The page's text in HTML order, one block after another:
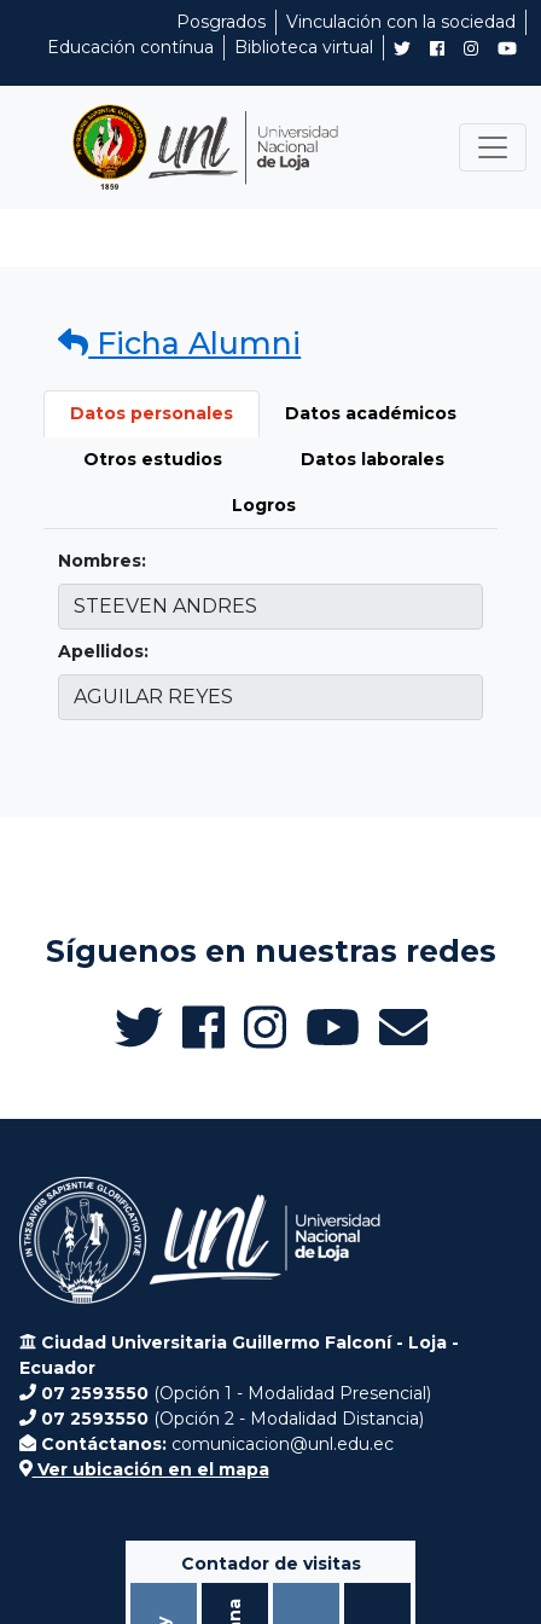
Posgrados
Vinculación con la sociedad
Educación contínua
Biblioteca virtual
Ficha Alumni
Datos personales Datos académicos
Otros estudios Datos laborales
Logros
Nombres:
Apellidos:
Síguenos en nuestras redes
Ciudad Universitaria Guillermo Falconí - Loja -
Ecuador
07 2593550 (Opción 1 - Modalidad Presencial)
07 2593550 (Opción 2 - Modalidad Distancia)
Contáctanos: comunicacion@unl.edu.ec
Ver ubicación en el mapa
Contador de visitas